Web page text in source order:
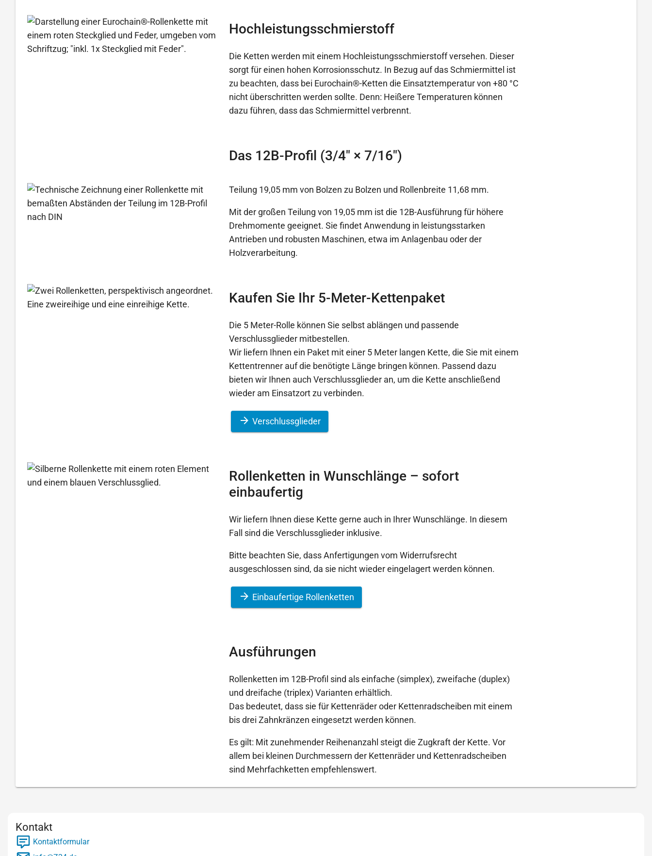
Hochleistungsschmierstoff
Die Ketten werden mit einem Hochleistungsschmierstoff versehen. Dieser
sorgt für einen hohen Korrosionsschutz. In Bezug auf das Schmiermittel ist
zu beachten, dass bei Eurochain®-Ketten die Einsatztemperatur von +80 °C
nicht überschritten werden sollte. Denn: Heißere Temperaturen können
dazu führen, dass das Schmiermittel verbrennt.
Das 12B-Profil (3/4″ × 7/16″)
Teilung 19,05 mm von Bolzen zu Bolzen und Rollenbreite 11,68 mm.
Mit der großen Teilung von 19,05 mm ist die 12B-Ausführung für höhere
Drehmomente geeignet. Sie findet Anwendung in leistungsstarken
Antrieben und robusten Maschinen, etwa im Anlagenbau oder der
Holzverarbeitung.
Kaufen Sie Ihr 5-Meter-Kettenpaket
Die 5 Meter-Rolle können Sie selbst ablängen und passende
Verschlussglieder mitbestellen.
Wir liefern Ihnen ein Paket mit einer 5 Meter langen Kette, die Sie mit einem
Kettentrenner auf die benötigte Länge bringen können. Passend dazu
bieten wir Ihnen auch Verschlussglieder an, um die Kette anschließend
wieder am Einsatzort zu verbinden.
Verschlussglieder
Rollenketten in Wunschlänge – sofort
einbaufertig
Wir liefern Ihnen diese Kette gerne auch in Ihrer Wunschlänge. In diesem
Fall sind die Verschlussglieder inklusive.
Bitte beachten Sie, dass Anfertigungen vom Widerrufsrecht
ausgeschlossen sind, da sie nicht wieder eingelagert werden können.
Einbaufertige Rollenketten
Ausführungen
Rollenketten im 12B-Profil sind als einfache (simplex), zweifache (duplex)
und dreifache (triplex) Varianten erhältlich.
Das bedeutet, dass sie für Kettenräder oder Kettenradscheiben mit einem
bis drei Zahnkränzen eingesetzt werden können.
Es gilt: Mit zunehmender Reihenanzahl steigt die Zugkraft der Kette. Vor
allem bei kleinen Durchmessern der Kettenräder und Kettenradscheiben
sind Mehrfachketten empfehlenswert.
Kontakt
Kontaktformular